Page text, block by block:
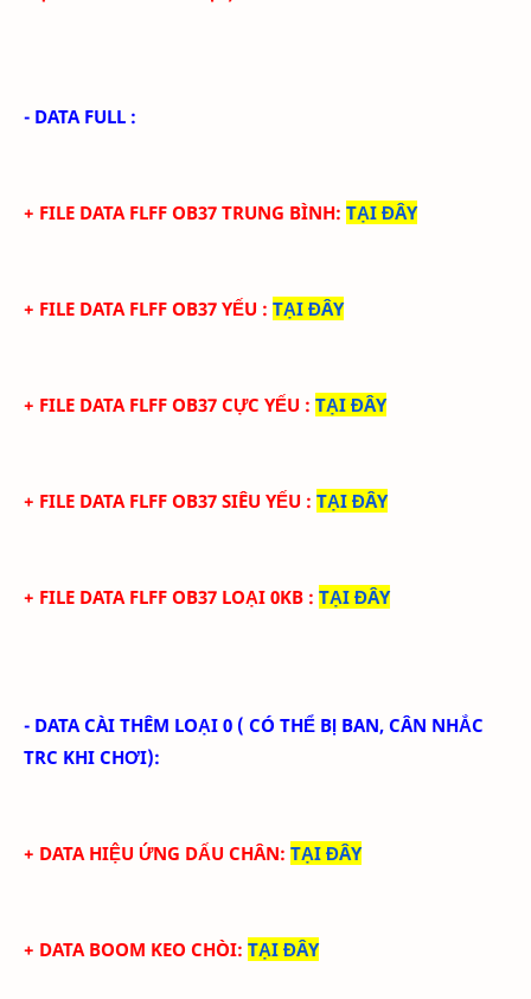
- DATA FULL :
+ FILE DATAFLFF OB37 TRUNG BÌNH: TẠI ĐÂY
+ FILE DATAFLFF OB37 YẾU : TẠI ĐÂY
+ FILE DATAFLFF OB37 CỰC YẾU : TẠI ĐÂY
+ FILE DATAFLFF OB37 SIÊU YẾU : TẠI ĐÂY
+ FILE DATAFLFF OB37 LOẠI 0KB : TẠI ĐÂY
- DATA CÀI THÊM LOẠI 0 ( CÓ THỂ BỊ BAN, CÂN NHẮC
TRC KHI CHƠI):
+ DATA HIỆU ỨNG DẤU CHÂN: TẠI ĐÂY
+ DATA BOOM KEO CHÒI: TẠI ĐÂY